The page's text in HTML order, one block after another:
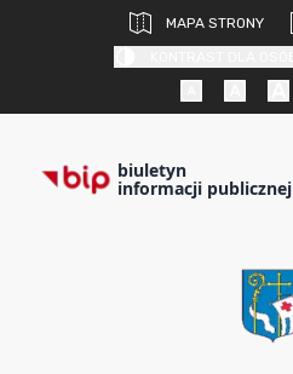
MAPA STRONY
biuletyn
informacji publicznej